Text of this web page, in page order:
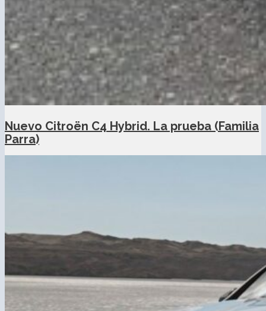
Nuevo Citroën C4 Hybrid. La prueba (Familia
Parra)